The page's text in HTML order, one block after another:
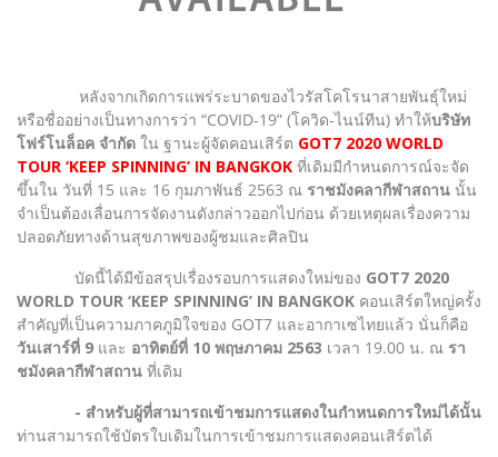
หลังจากเกิดการแพร่ระบาดของไวรัสโคโรนาสายพันธุ์ใหม่
หรือชื่ออย่างเป็นทางการว่า “COVID-19” (โควิด-ไนน์ทีน) ทำให้บริษัท
โฟร์โนล็อค จำกัด ใน ฐานะผู้จัดคอนเสิร์ต GOT7 2020 WORLD
TOUR ‘KEEP SPINNING’ IN BANGKOK ที่เดิมมีกำหนดการณ์จะจัด
ขึ้นใน วันที่ 15 และ 16 กุมภาพันธ์ 2563 ณ ราชมังคลากีฬาสถาน นั้น
จำเป็นต้องเลื่อนการจัดงานดังกล่าวออกไปก่อน ด้วยเหตุผลเรื่องความ
ปลอดภัยทางด้านสุขภาพของผู้ชมและศิลปิน
บัดนี้ได้มีข้อสรุปเรื่องรอบการแสดงใหม่ของ GOT7 2020
WORLD TOUR ‘KEEP SPINNING’ IN BANGKOK คอนเสิร์ตใหญ่ครั้ง
สำคัญที่เป็นความภาคภูมิใจของ GOT7 และอากาเซไทยแล้ว นั่นก็คือ
วันเสาร์ที่ 9 และ อาทิตย์ที่ 10 พฤษภาคม 2563 เวลา 19.00 น. ณ รา
ชมังคลากีฬาสถาน ที่เดิม
- สำหรับผู้ที่สามารถเข้าชมการแสดงในกำหนดการใหม่ได้นั้น
ท่านสามารถใช้บัตรใบเดิมในการเข้าชมการแสดงคอนเสิร์ตได้